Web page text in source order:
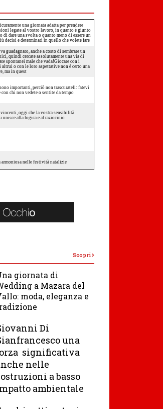
Scopri
giornata di
a Mazara del
moda, eleganza e
Di
una
significativa
nelle
a basso
ambientale